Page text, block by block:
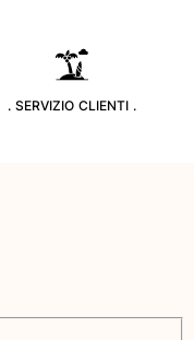
. SERVIZIO CLIENTI .